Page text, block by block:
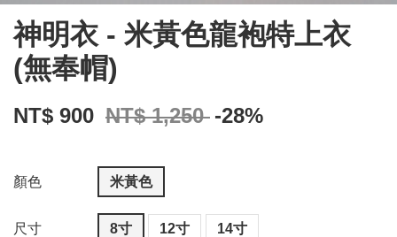
神明衣 - 米黃色龍袍特上衣
(無奉帽)
NT$ 900 NT$ 1,250 -28%
顏色 米黃色
尺寸 8寸 12寸 14寸